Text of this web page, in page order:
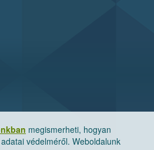
megismerheti, hogyan
védelméről. Weboldalunk